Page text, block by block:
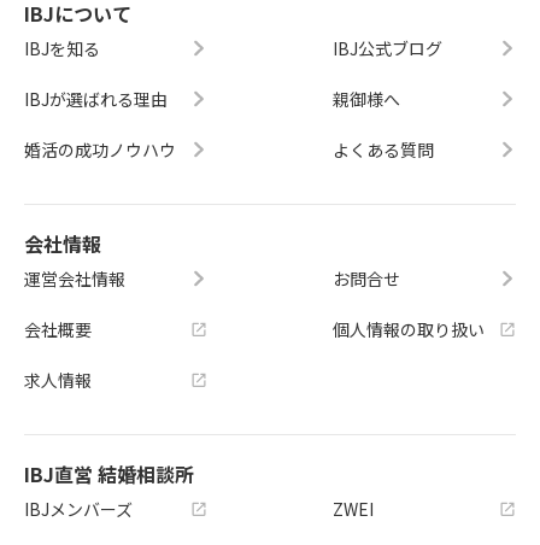
IBJについて
IBJを知る
IBJが選ばれる理由
婚活の成功ノウハウ
IBJ公式ブログ
親御様へ
よくある質問
会社情報
運営会社情報
会社概要
求人情報
お問合せ
個人情報の取り扱い
IBJ直営 結婚相談所
IBJメンバーズ ZWEI